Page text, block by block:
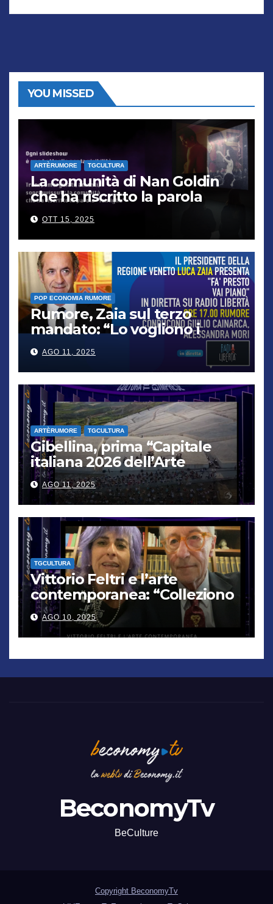
YOU MISSED
ARTÈRUMORE TGCULTURA
La comunità di Nan Goldin
che ha riscritto la parola
“famiglia”
OTT 15, 2025
POP ECONOMIA RUMORE
Rumore, Zaia sul terzo
mandato: “Lo vogliono i
cittadini, chi non lo capisce
verrà punito”
AGO 11, 2025
ARTÈRUMORE TGCULTURA
Gibellina, prima “Capitale
italiana 2026 dell’Arte
contemporanea”
AGO 11, 2025
TGCULTURA
Vittorio Feltri e l’arte
contemporanea: “Colleziono
De Chirico. Cattelan? Un
genio”
AGO 10, 2025
BeconomyTv
BeCulture
Copyright BeconomyTv